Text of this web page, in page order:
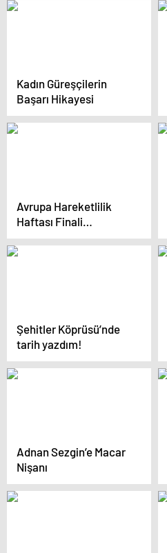
Kadın Güreşçilerin
Başarı Hikayesi
Avrupa Hareketlilik
Haftası Finali
Üsküdar’da Yapıldı
Şehitler Köprüsü’nde
tarih yazdım!
Adnan Sezgin’e Macar
Nişanı